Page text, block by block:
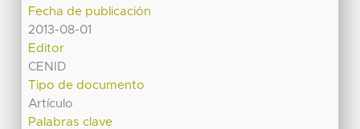
Fecha de publicación
2013-08-01
Editor
CENID
Tipo de documento
Artículo
Palabras clave